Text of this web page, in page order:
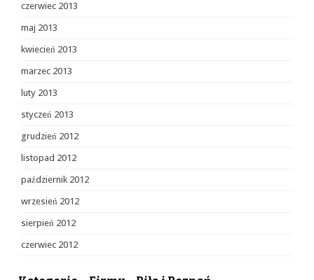
czerwiec 2013
maj 2013
kwiecień 2013
marzec 2013
luty 2013
styczeń 2013
grudzień 2012
listopad 2012
październik 2012
wrzesień 2012
sierpień 2012
czerwiec 2012